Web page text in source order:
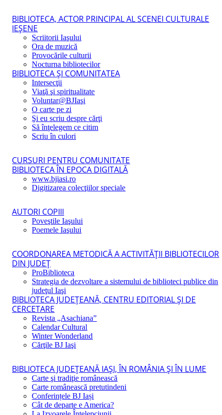
BIBLIOTECA, ACTOR PRINCIPAL AL SCENEI CULTURALE
IEŞENE
Scriitorii Iaşului
Ora de muzică
Provocările culturii
Nocturna bibliotecilor
BIBLIOTECA ŞI COMUNITATEA
Intersecţii
Viaţă şi spiritualitate
Voluntar@BJIaşi
O carte pe zi
Şi eu scriu despre cărţi
Să înţelegem ce citim
Scriu în culori
CURSURI PENTRU COMUNITATE
BIBLIOTECA ÎN EPOCA DIGITALĂ
www.bjiasi.ro
Digitizarea colecţiilor speciale
AUTORI COPIII
Poveştile Iaşului
Poemele Iaşului
COORDONAREA METODICĂ A ACTIVITĂŢII BIBLIOTECILOR
DIN JUDEŢ
ProBiblioteca
Strategia de dezvoltare a sistemului de biblioteci publice din
judeţul Iaşi
BIBLIOTECA JUDEŢEANĂ, CENTRU EDITORIAL ŞI DE
CERCETARE
Revista „Asachiana”
Calendar Cultural
Winter Wonderland
Cărţile BJ Iaşi
BIBLIOTECA JUDEŢEANĂ IAŞI, ÎN ROMÂNIA ŞI ÎN LUME
Carte şi tradiţie românească
Carte românească pretutindeni
Conferințele BJ Iași
Cât de departe e America?